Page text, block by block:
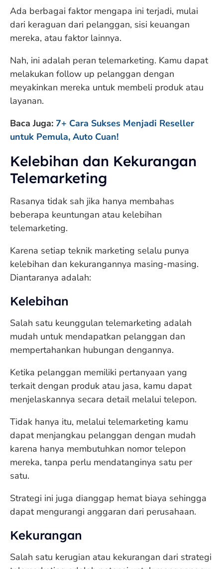
Ada berbagai faktor mengapa ini terjadi, mulai
dari keraguan dari pelanggan, sisi keuangan
mereka, atau faktor lainnya.
Nah, ini adalah peran telemarketing. Kamu dapat
melakukan follow up pelanggan dengan
meyakinkan mereka untuk membeli produk atau
layanan.
Baca Juga: 7+ Cara Sukses Menjadi Reseller
untuk Pemula, Auto Cuan!
Kelebihan dan Kekurangan
Telemarketing
Rasanya tidak sah jika hanya membahas
beberapa keuntungan atau kelebihan
telemarketing.
Karena setiap teknik marketing selalu punya
kelebihan dan kekurangannya masing-masing.
Diantaranya adalah:
Kelebihan
Salah satu keunggulan telemarketing adalah
mudah untuk mendapatkan pelanggan dan
mempertahankan hubungan dengannya.
Ketika pelanggan memiliki pertanyaan yang
terkait dengan produk atau jasa, kamu dapat
menjelaskannya secara detail melalui telepon.
Tidak hanya itu, melalui telemarketing kamu
dapat menjangkau pelanggan dengan mudah
karena hanya membutuhkan nomor telepon
mereka, tanpa perlu mendatanginya satu per
satu.
Strategi ini juga dianggap hemat biaya sehingga
dapat mengurangi anggaran dari perusahaan.
Kekurangan
Salah satu kerugian atau kekurangan dari strategi